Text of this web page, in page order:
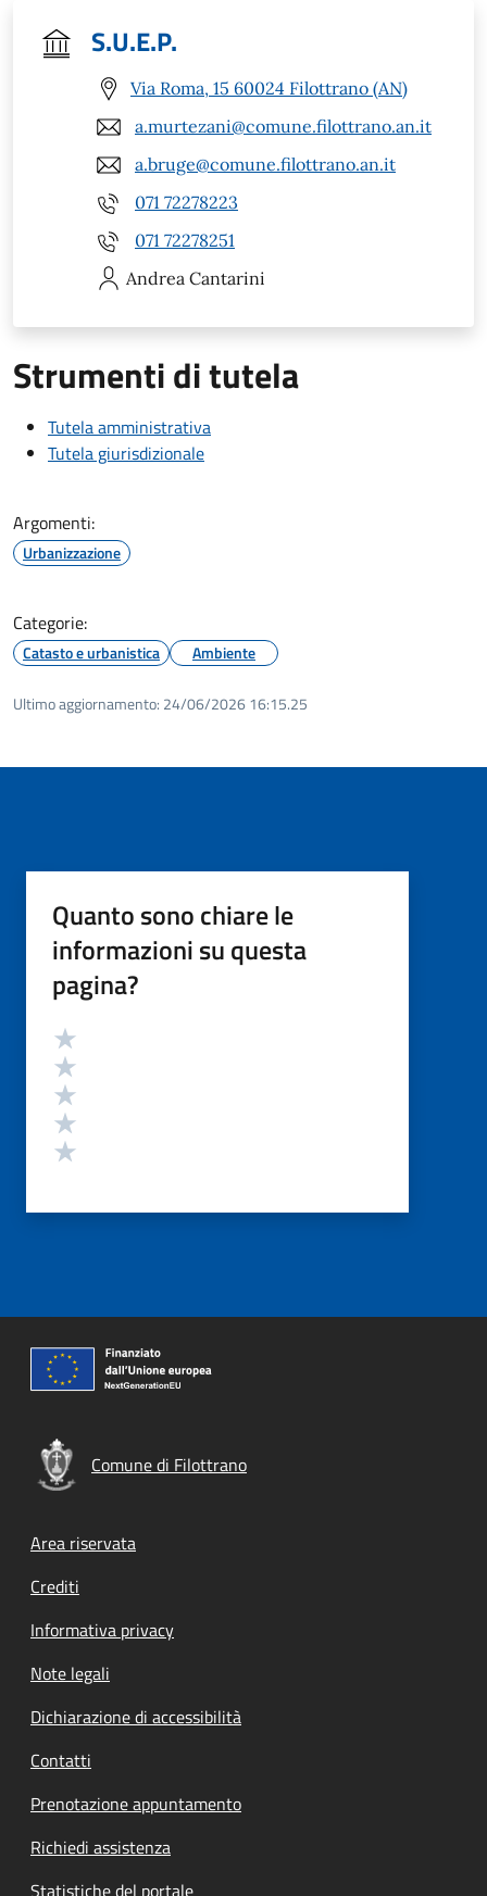
S.U.E.P.
Via Roma, 15 60024 Filottrano (AN)
a.murtezani@comune.filottrano.an.it
a.bruge@comune.filottrano.an.it
071 72278223
071 72278251
Andrea Cantarini
Strumenti di tutela
Tutela amministrativa
Tutela giurisdizionale
Argomenti:
Urbanizzazione
Categorie:
Catasto e urbanistica Ambiente
Ultimo aggiornamento: 24/06/2026 16:15.25
Quanto sono chiare le
informazioni su questa
pagina?
Valutazione
Comune di Filottrano
Footer menu
Area riservata
Crediti
Informativa privacy
Note legali
Dichiarazione di accessibilità
Contatti
Prenotazione appuntamento
Richiedi assistenza
Statistiche del portale